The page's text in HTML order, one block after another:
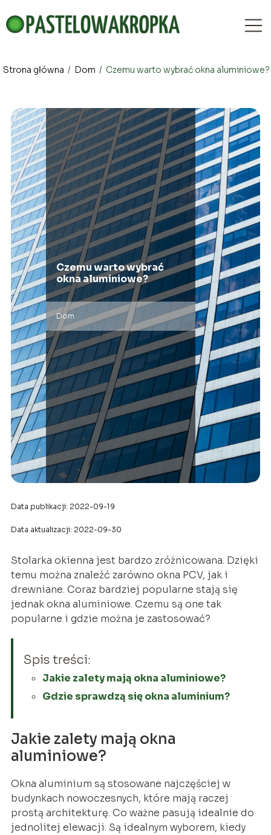
Strona główna / Dom / Czemu warto wybrać okna aluminiowe?
Czemu warto wybrać
okna aluminiowe?
Dom
Data publikacji: 2022-09-19
Data aktualizacji: 2022-09-30
Stolarka okienna jest bardzo zróżnicowana. Dzięki
temu można znaleźć zarówno okna PCV, jak i
drewniane. Coraz bardziej popularne stają się
jednak okna aluminiowe. Czemu są one tak
popularne i gdzie można je zastosować?
Spis treści:
Jakie zalety mają okna aluminiowe?
Gdzie sprawdzą się okna aluminium?
Jakie zalety mają okna
aluminiowe?
Okna aluminium są stosowane najczęściej w
budynkach nowoczesnych, które mają raczej
prostą architekturę. Co ważne pasują idealnie do
jednolitej elewacji. Są idealnym wyborem, kiedy